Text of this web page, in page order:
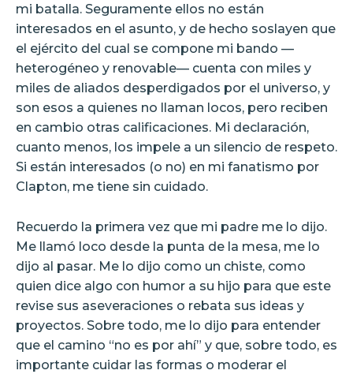
mi batalla. Seguramente ellos no están
interesados en el asunto, y de hecho soslayen que
el ejército del cual se compone mi bando —
heterogéneo y renovable— cuenta con miles y
miles de aliados desperdigados por el universo, y
son esos a quienes no llaman locos, pero reciben
en cambio otras calificaciones. Mi declaración,
cuanto menos, los impele a un silencio de respeto.
Si están interesados (o no) en mi fanatismo por
Clapton, me tiene sin cuidado.
Recuerdo la primera vez que mi padre me lo dijo.
Me llamó loco desde la punta de la mesa, me lo
dijo al pasar. Me lo dijo como un chiste, como
quien dice algo con humor a su hijo para que este
revise sus aseveraciones o rebata sus ideas y
proyectos. Sobre todo, me lo dijo para entender
que el camino “no es por ahí” y que, sobre todo, es
importante cuidar las formas o moderar el